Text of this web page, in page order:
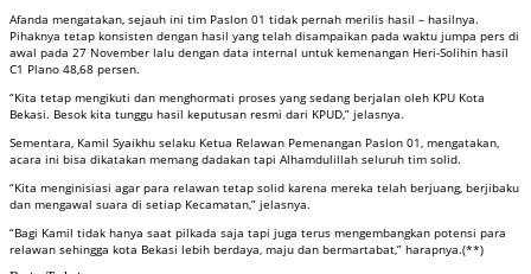
Afanda mengatakan, sejauh ini tim Paslon 01 tidak pernah merilis hasil – hasilnya.
Pihaknya tetap konsisten dengan hasil yang telah disampaikan pada waktu jumpa pers di
awal pada 27 November lalu dengan data internal untuk kemenangan Heri-Solihin hasil
C1 Plano 48,68 persen.
“Kita tetap mengikuti dan menghormati proses yang sedang berjalan oleh KPU Kota
Bekasi. Besok kita tunggu hasil keputusan resmi dari KPUD,” jelasnya.
Sementara, Kamil Syaikhu selaku Ketua Relawan Pemenangan Paslon 01, mengatakan,
acara ini bisa dikatakan memang dadakan tapi Alhamdulillah seluruh tim solid.
“Kita menginisiasi agar para relawan tetap solid karena mereka telah berjuang, berjibaku
dan mengawal suara di setiap Kecamatan,” jelasnya.
“Bagi Kamil tidak hanya saat pilkada saja tapi juga terus mengembangkan potensi para
relawan sehingga kota Bekasi lebih berdaya, maju dan bermartabat,” harapnya.(**)